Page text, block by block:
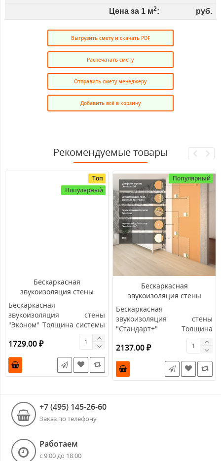
Цена за 1 м2: руб.
Выгрузить смету и скачать PDF
Распечатать смету
Отправить смету менеджеру
Добавить всё в корзину
Рекомендуемые товары
Топ
Популярный
Бескаркасная
звукоизоляция стены
"Эконом"
Бескаркасная
звукоизоляция стены
"Эконом" Толщина системы
- 25 мм ЦЕНА указана за
1м2.&nb..
1729.00 ₽
Популярный
Бескаркасная
звукоизоляция стены
"Стандарт+"
Бескаркасная
звукоизоляция стены
"Стандарт+" Толщина
системы - 31 мм , RW = 59-
61 ..
2137.00 ₽
+7 (495) 145-26-60
Заказ по телефону
Работаем
с 9:00 до 18:00